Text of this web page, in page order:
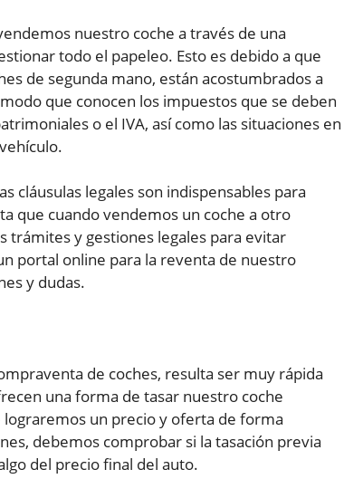
nuestro coche a través de una
todo el papeleo. Esto es debido a que
de segunda mano, están acostumbrados a
que conocen los impuestos que se deben
o el IVA, así como las situaciones en
cláusulas legales son indispensables para
que cuando vendemos un coche a otro
y gestiones legales para evitar
portal online para la reventa de nuestro
y dudas.
de coches, resulta ser muy rápida
una forma de tasar nuestro coche
un precio y oferta de forma
debemos comprobar si la tasación previa
del precio final del auto.